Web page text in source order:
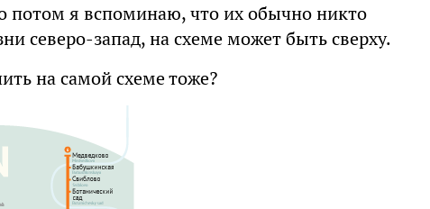
потом я вспоминаю, что их обычно никто
северо-запад, на схеме может быть сверху.
на самой схеме тоже?